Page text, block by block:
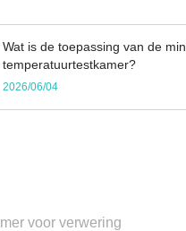
Wat is de toepassing van de
temperatuurtestkamer?
2026/06/04
voor verwering